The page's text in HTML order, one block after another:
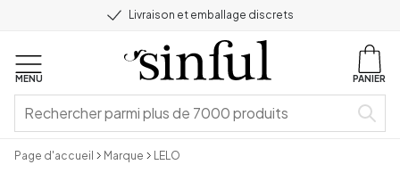
Livraison et emballage discrets
MENU PANIER
Page d'accueil Marque LELO